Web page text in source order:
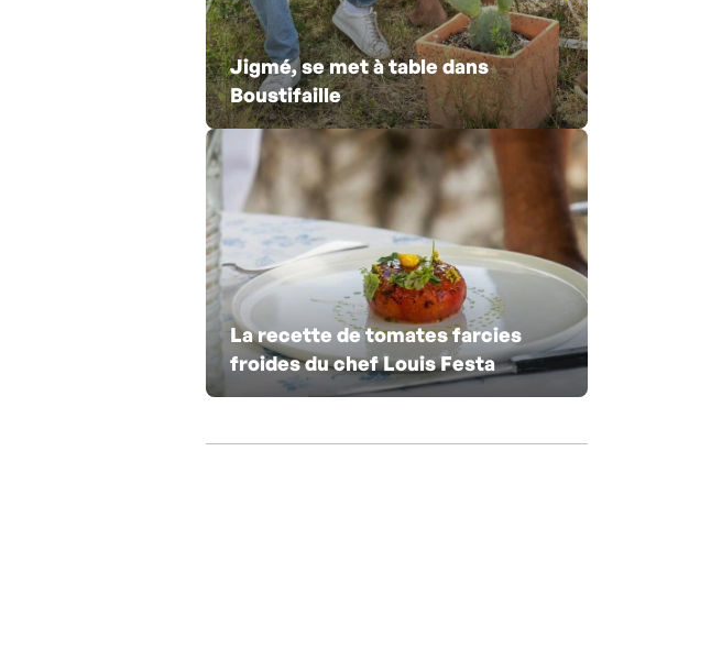
Jigmé, se met à table dans
Boustifaille
La recette de tomates farcies
froides du chef Louis Festa